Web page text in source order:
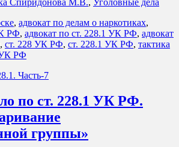
, адвокат по делам о наркотиках,
РФ, адвокат по ст. 228.1 УК РФ, адвокат
, ст. 228 УК РФ, ст. 228.1 УК РФ, тактика
УК РФ
по ст. 228.1 УК РФ.
группы»